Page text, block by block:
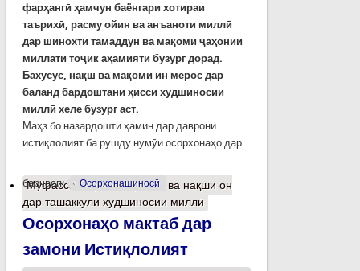
фарҳангӣ ҳамчун баёнгари хотираи
таърихӣ, расму ойин ва анъаноти миллӣ
даршинохти тамаддун ва мақоми ҷаҳонии
миллати тоҷик аҳамияти бузург дорад.
Бахусус, нақш ва мақоми ин мерос дар
баланд бардоштани ҳисси худшиносии
миллӣ хеле бузург аст.
Маҳз бо назардошти ҳамин дар даврони
истиқлолият ба рушду нумӯи осорхонаҳо дар
барчасп: Осорхонашиносӣ
Муфассалтаро Осорхона ва нақши он
дар ташаккули худшиносии миллӣ
Осорхонаҳо мактаб дар
замони Истиқлолият